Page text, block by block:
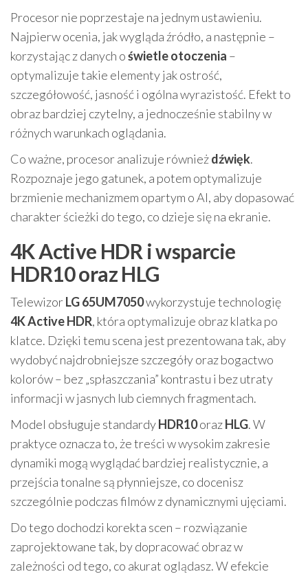
Procesor nie poprzestaje na jednym ustawieniu.
Najpierw ocenia, jak wygląda źródło, a następnie –
korzystając z danych oświetle otoczenia –
optymalizuje takie elementy jak ostrość,
szczegółowość, jasność i ogólna wyrazistość. Efekt to
obraz bardziej czytelny, a jednocześnie stabilny w
różnych warunkach oglądania.
Co ważne, procesor analizuje równieżdźwięk.
Rozpoznaje jego gatunek, a potem optymalizuje
brzmienie mechanizmem opartym o AI, aby dopasować
charakter ścieżki do tego, co dzieje się na ekranie.
4K Active HDR i wsparcie
HDR10 oraz HLG
TelewizorLG 65UM7050wykorzystuje technologię
4K Active HDR, która optymalizuje obraz klatka po
klatce. Dzięki temu scena jest prezentowana tak, aby
wydobyć najdrobniejsze szczegóły oraz bogactwo
kolorów – bez „spłaszczania” kontrastu i bez utraty
informacji w jasnych lub ciemnych fragmentach.
Model obsługuje standardyHDR10orazHLG. W
praktyce oznacza to, że treści w wysokim zakresie
dynamiki mogą wyglądać bardziej realistycznie, a
przejścia tonalne są płynniejsze, co docenisz
szczególnie podczas filmów z dynamicznymi ujęciami.
Do tego dochodzi korekta scen – rozwiązanie
zaprojektowane tak, by dopracować obraz w
zależności od tego, co akurat oglądasz. W efekcie